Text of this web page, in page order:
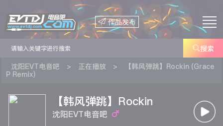
作品发布
搜索
沈阳EVT电音吧 > 正在播放 >
【韩风弹跳】Rockin (Grace
P Remix)
【韩风弹跳】Rockin
(Grace P Remix)
沈阳EVT电音吧